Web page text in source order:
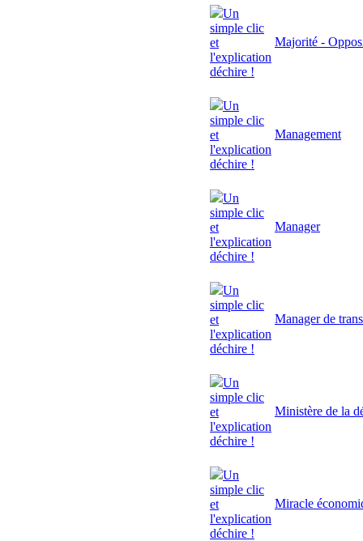
Un
simple clic
et
l'explication
déchire !
Majorité -
Un
simple clic
et
l'explication
déchire !
Management
Un
simple clic
et
l'explication
déchire !
Manager
Un
simple clic
et
l'explication
déchire !
Manager de
Un
simple clic
et
l'explication
déchire !
Ministère de la
Un
simple clic
et
l'explication
déchire !
Miracle